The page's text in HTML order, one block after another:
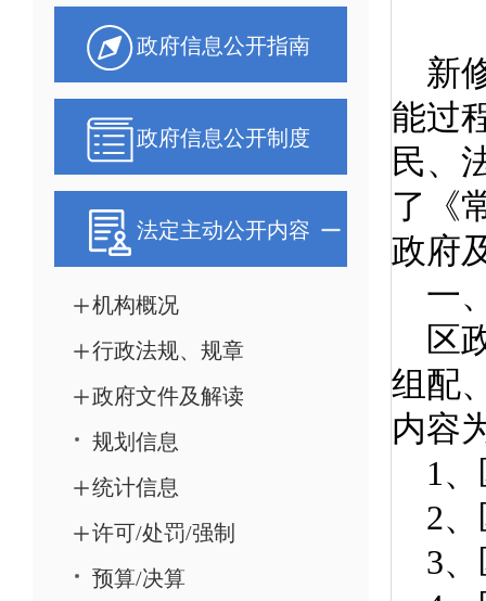
政府信息公开指南
政府信息公开制度
法定主动公开内容
机构概况
行政法规、规章
政府文件及解读
规划信息
统计信息
许可/处罚/强制
预算/决算